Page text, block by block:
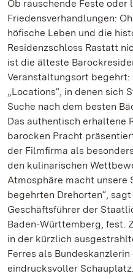
Ob rauschende Feste oder
Friedensverhandlungen:
höfische Leben und die
Residenzschloss Rastatt
ist die älteste
Veranstaltungsort begehrt:
„Locations“, in denen sich
Suche nach dem besten
Das authentisch erhaltene
barocken Pracht
der Filmfirma als
den kulinarischen
Atmosphäre macht unsere
begehrten Drehorten“,
Geschäftsführer der
Baden-Württemberg, fest.
in der kürzlich
Ferres als
eindrucksvoller Schauplatz.